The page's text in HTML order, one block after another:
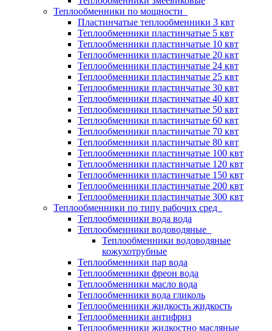
Теплообменники по мощности
Пластинчатые теплообменники 3 квт
Теплообменники пластинчатые 5 квт
Теплообменники пластинчатые 10 квт
Теплообменники пластинчатые 20 квт
Теплообменники пластинчатые 24 квт
Теплообменники пластинчатые 25 квт
Теплообменники пластинчатые 30 квт
Теплообменники пластинчатые 40 квт
Теплообменники пластинчатые 50 квт
Теплообменники пластинчатые 60 квт
Теплообменники пластинчатые 70 квт
Теплообменники пластинчатые 80 квт
Теплообменники пластинчатые 100 квт
Теплообменники пластинчатые 120 квт
Теплообменники пластинчатые 150 квт
Теплообменники пластинчатые 200 квт
Теплообменники пластинчатые 300 квт
Теплообменники по типу рабочих сред
Теплообменники вода вода
Теплообменники водоводяные
Теплообменники водоводяные
кожухотрубные
Теплообменники пар вода
Теплообменники фреон вода
Теплообменники масло вода
Теплообменники вода гликоль
Теплообменники жидкость жидкость
Теплообменники антифриз
Теплообменники жидкостно масляные